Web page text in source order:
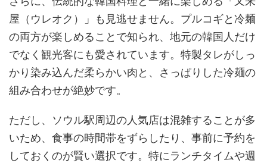
屋（ウレオク）」も見逃せません。プルコギと冷麺
の両方が楽しめることで知られ、地元の韓国人だけ
でなく観光客にも愛されています。特製タレがしっ
かり染み込んだ柔らかい肉と、さっぱりした冷麺の
組み合わせが絶妙です。
ただし、ソウル駅周辺の人気店は混雑することが多
いため、食事の時間帯をずらしたり、事前に予約を
しておくのが賢い選択です。特にランチタイムや週